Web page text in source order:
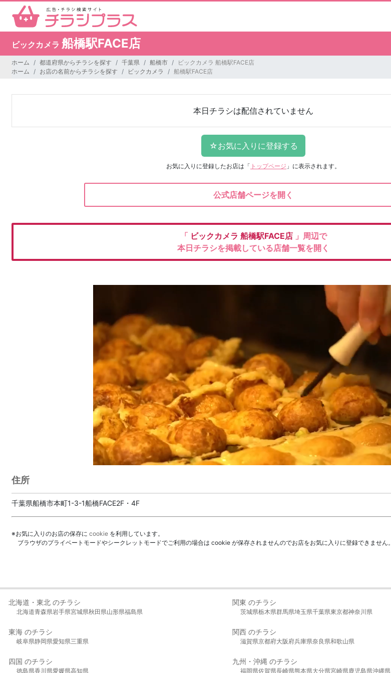
ビックカメラ 船橋駅FACE店
ホーム 都道府県からチラシを探す 千葉県 船橋市
ビックカメラ 船橋駅FACE店
ホーム
お店の名前からチラシを探す ビックカメラ 船橋駅FACE店
本日チラシは配信されていません
お気に入りに登録したお店は 「 トップページ 」に表示されます。
公式店舗ページを開く
「 ビックカメラ 船橋駅FACE店 」周辺で
本日チラシを掲載している店舗一覧を開く
住所
千葉県船橋市本町1-3-1船橋FACE2F・4F
※お気に入りのお店の保存に cookie を利用しています。
ブラウザのプライベートモードやシークレットモードでご利用の場合は cookie が保存されませんのでお店をお気に入りに登録できません。
北海道・東北 のチラシ
北海道青森県岩手県宮城県秋田県山形県福島県
関東 のチラシ
茨城県栃木県群馬県埼玉県千葉県東京都神奈川県
東海 のチラシ
岐阜県静岡県愛知県三重県
関西 のチラシ
滋賀県京都府大阪府兵庫県奈良県和歌山県
四国 のチラシ
徳島県香川県愛媛県高知県
九州・沖縄 のチラシ
福岡県佐賀県長崎県熊本県大分県宮崎県鹿児島県沖縄県